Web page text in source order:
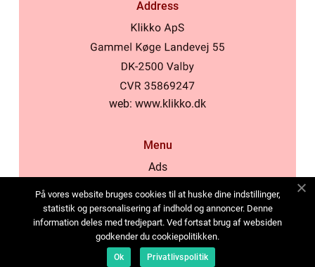
Address
web: www.klikko.dk
Menu
Ads
Cookies
Contact
Sitemap
På vores website bruges cookies til at huske dine indstillinger,
statistik og personalisering af indhold og annoncer. Denne
information deles med tredjepart. Ved fortsat brug af websiden
godkender du cookiepolitikken.
Ok Privatlivspolitik